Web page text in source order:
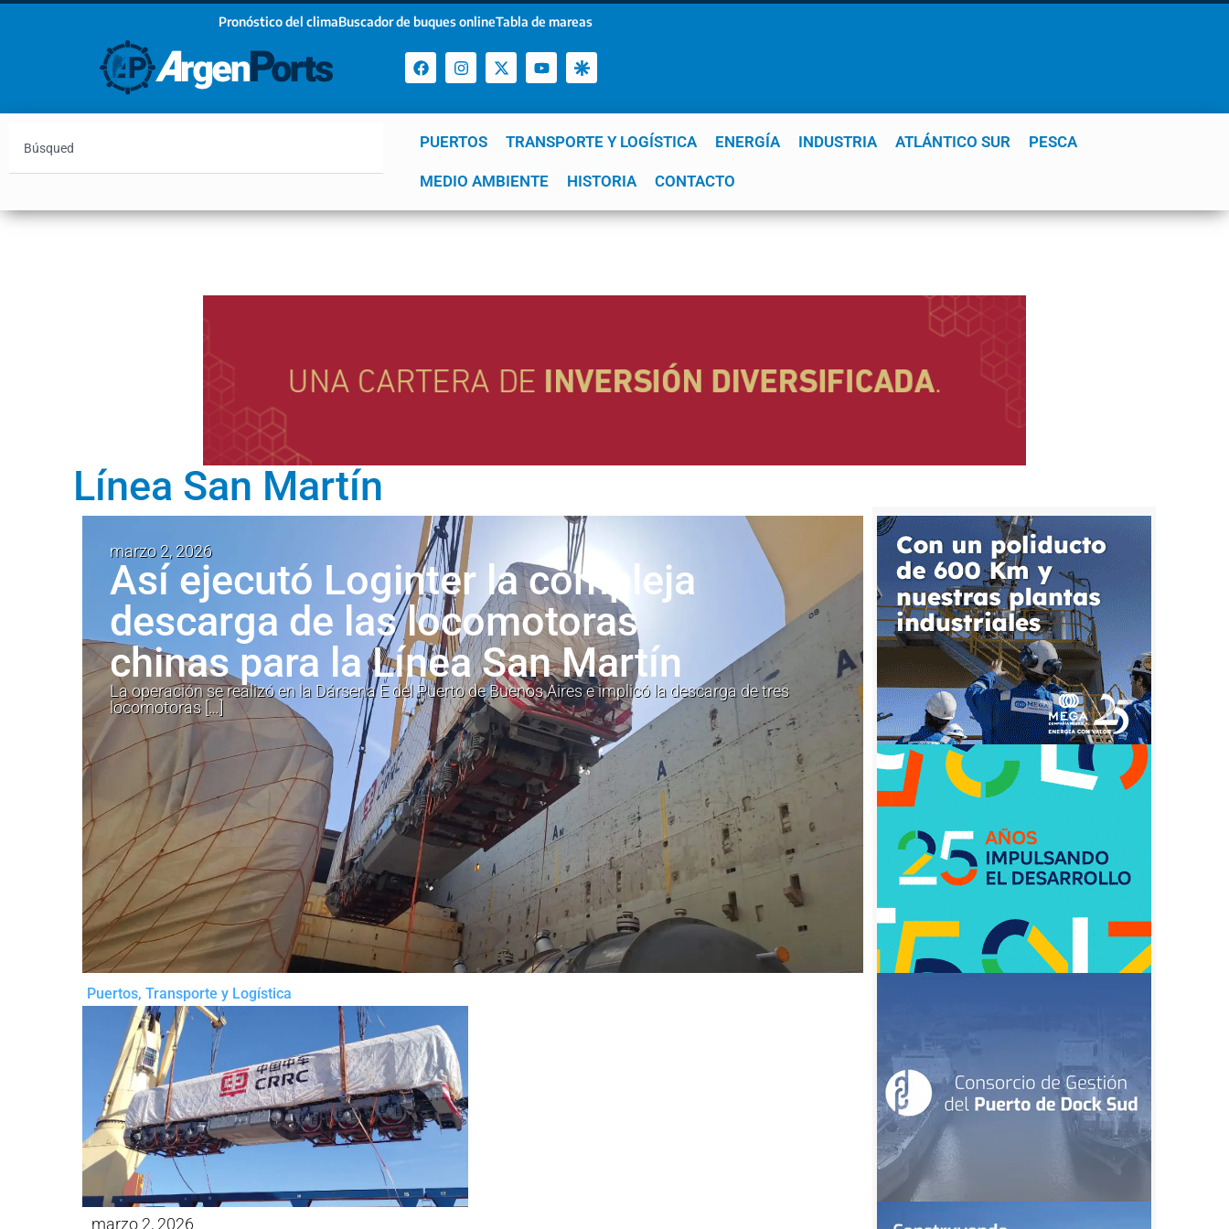
Pronóstico del climaBuscador de buques onlineTabla de mareas
PUERTOS TRANSPORTE Y LOGÍSTICA ENERGÍA INDUSTRIA ATLÁNTICO SUR PESCA
MEDIO AMBIENTE HISTORIA CONTACTO
YPF GNL Mar del Plata Patagonia Quequén
Línea San Martín
marzo 2, 2026
Así ejecutó Loginter la compleja
descarga de las locomotoras
chinas para la Línea San Martín
La operación se realizó en la Dársena E del Puerto de Buenos Aires e implicó la descarga de tres
locomotoras […]
Puertos, Transporte y Logística
marzo 2, 2026
¡Sumate a nuestro Newsletter!
Email
Estoy de acuerdo con las condiciones y políticas de